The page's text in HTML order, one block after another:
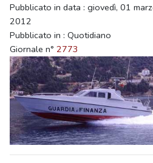
Pubblicato in data : giovedì, 01
2012
Pubblicato in : Quotidiano
Giornale n° 2773